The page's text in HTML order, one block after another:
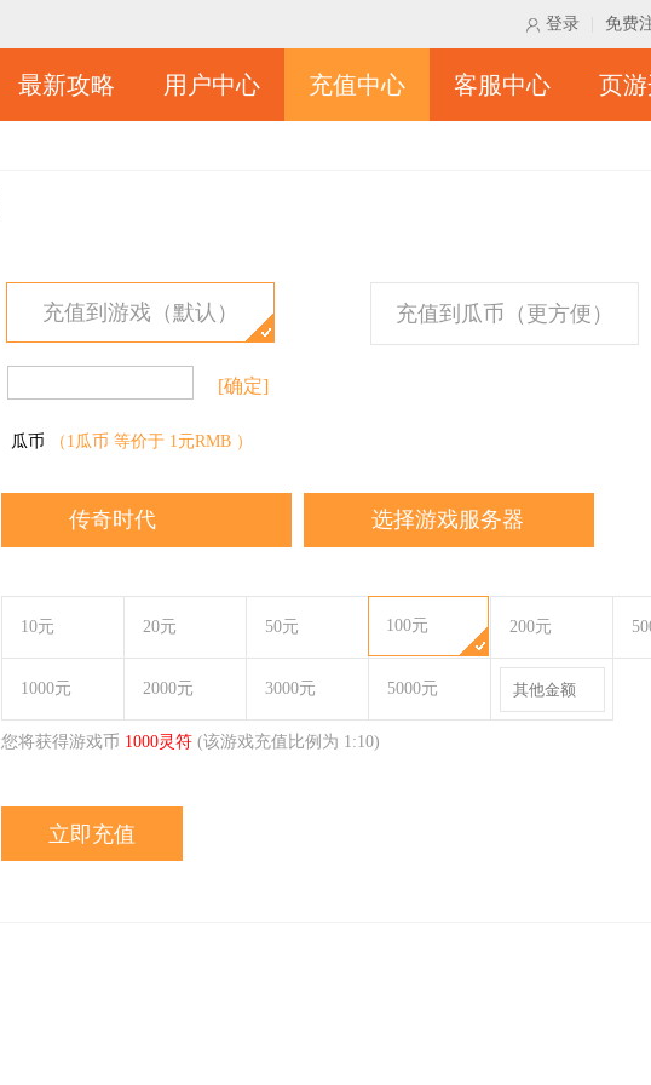
登录 免费
最新攻略 用户中心 充值中心 客服中心 页
充值到游戏（默认） 充值到瓜币（更方便）
[确定]
瓜币 （1瓜币 等价于 1元RMB ）
传奇时代 选择游戏服务器
10元 20元 50元 100元 200元
1000元 2000元 3000元 5000元
您将获得游戏币 1000灵符 (该游戏充值比例为 1:10)
立即充值